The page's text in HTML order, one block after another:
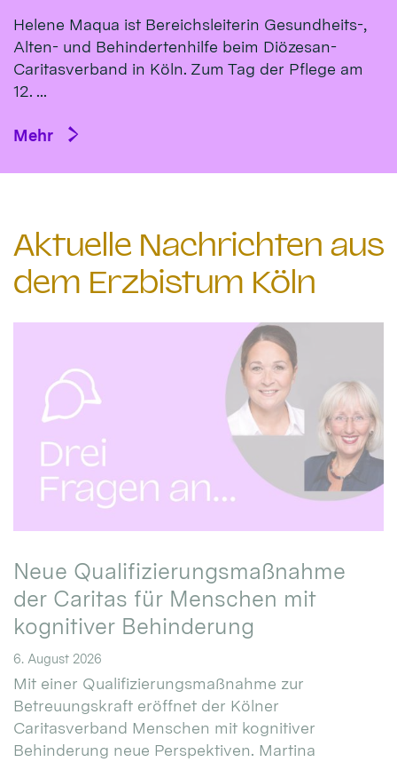
Helene Maqua ist Bereichsleiterin Gesundheits-,
Alten- und Behindertenhilfe beim Diözesan-
Caritasverband in Köln. Zum Tag der Pflege am
12. ...
Mehr
Aktuelle Nachrichten aus
dem Erzbistum Köln
Neue Qualifizierungsmaßnahme
der Caritas für Menschen mit
kognitiver Behinderung
6. August 2026
Mit einer Qualifizierungsmaßnahme zur
Betreuungskraft eröffnet der Kölner
Caritasverband Menschen mit kognitiver
Behinderung neue Perspektiven. Martina